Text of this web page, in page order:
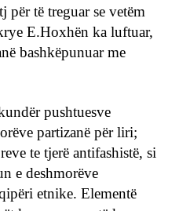
të treguar se vetëm
E.Hoxhën ka luftuar,
bashkëpunuar me
pushtuesve
partizanë për liri;
te tjerë antifashistë, si
e deshmorëve
etnike. Elementë